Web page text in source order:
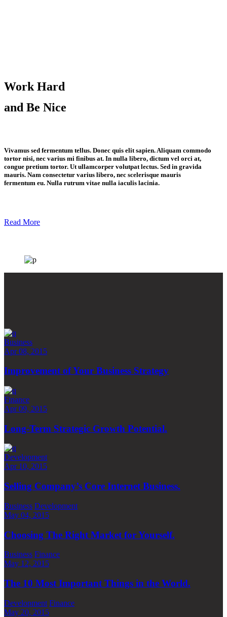
Work Hard
and Be Nice
Vivamus sed fermentum tellus. Donec quis elit sapien. Aliquam commodo
tortor nisi, nec varius mi finibus at. In nulla libero, dictum vel orci at,
congue pretium tortor. Ut ullamcorper volutpat lectus. Sed in gravida
mauris. Nam consectetur varius libero, nec scelerisque mauris
fermentum eu. Nulla rutrum vitae nulla iaculis lacinia.
Read More
Business
Apr 08, 2015
Improvement of Your Business Strategy
Finance
Apr 09, 2015
Long-Term Strategic Growth Potential.
Development
Apr 10, 2015
Selling Company’s Core Internet Business.
Business Development
May 04, 2015
Choosing The Right Market for Yourself.
Business Finance
May 12, 2015
The 10 Most Important Things in the World.
Development Finance
May 20, 2015